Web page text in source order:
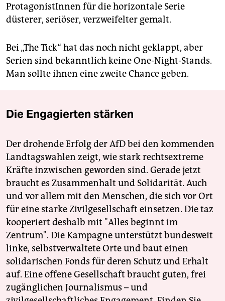
ProtagonistInnen für die horizontale Serie
düsterer, seriöser, verzweifelter gemalt.
Bei „The Tick“ hat das noch nicht geklappt, aber
Serien sind bekanntlich keine One-Night-Stands.
Man sollte ihnen eine zweite Chance geben.
Die Engagierten stärken
Der drohende Erfolg der AfD bei den kommenden
Landtagswahlen zeigt, wie stark rechtsextreme
Kräfte inzwischen geworden sind. Gerade jetzt
braucht es Zusammenhalt und Solidarität. Auch
und vor allem mit den Menschen, die sich vor Ort
für eine starke Zivilgesellschaft einsetzen. Die taz
kooperiert deshalb mit "Alles beginnt im
Zentrum". Die Kampagne unterstützt bundesweit
linke, selbstverwaltete Orte und baut einen
solidarischen Fonds für deren Schutz und Erhalt
auf. Eine offene Gesellschaft braucht guten, frei
zugänglichen Journalismus – und